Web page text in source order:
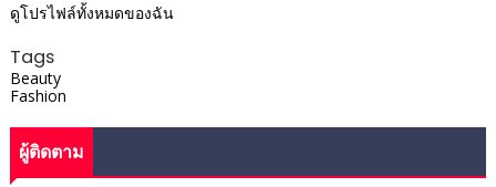
ดูโปรไฟล์ทั้งหมดของฉัน
Tags
Beauty
Fashion
ผู้ติดตาม